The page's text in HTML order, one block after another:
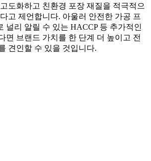
도화하고 친환경 포장 재질을 적극적으
고 제언합니다. 아울러 안전한 가공 프
널리 알릴 수 있는 HACCP 등 추가적인
면 브랜드 가치를 한 단계 더 높이고 전
견인할 수 있을 것입니다.